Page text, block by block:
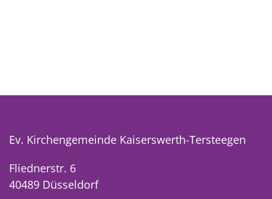
Ev. Kirchengemeinde Kaiserswerth-Tersteegen
Fliednerstr. 6
40489 Düsseldorf